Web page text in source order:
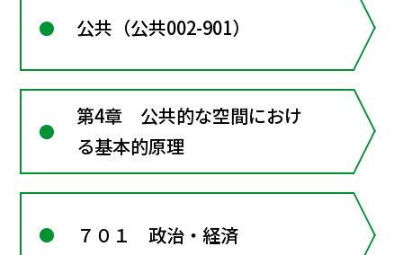
公共（公共002-901）
第4章 公共的な空間におけ
る基本的原理
７０１ 政治・経済